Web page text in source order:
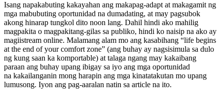
Isang napakabuting kakayahan ang makapag-adapt at makagamit ng
mga mabubuting oportunidad na dumadating, at may pagsubok
akong hinarap tungkol dito noon lang. Dahil hindi ako mahilig
magpakita o magpakitang-gilas sa publiko, hindi ko naisip na ako ay
magiistream online. Malamang alam mo ang kasabihang “life begins
at the end of your comfort zone” (ang buhay ay nagsisimula sa dulo
ng kung saan ka komportable) at talaga ngang may kakaibang
paraan ang buhay upang ibigay sa iyo ang mga oportunidad
na kakailanganin mong harapin ang mga kinatatakutan mo upang
lumusong. Iyon ang pag-aaralan natin sa article na ito.